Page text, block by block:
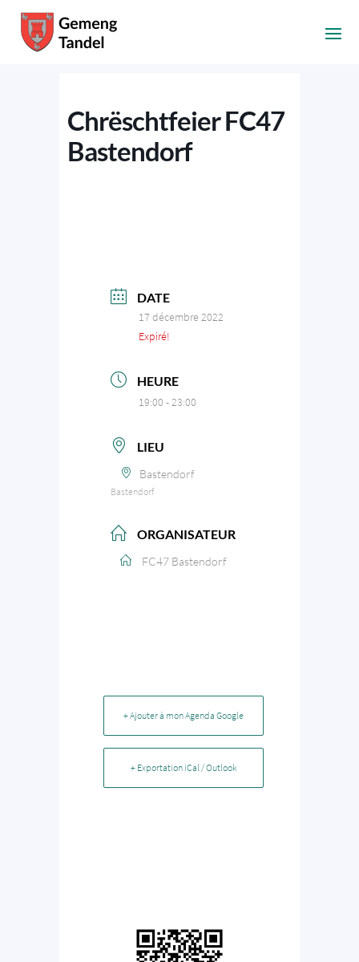
Chrëschtfeier FC47
Bastendorf
DATE
17 décembre 2022
Expiré!
HEURE
19:00 - 23:00
LIEU
Bastendorf
Bastendorf
ORGANISATEUR
FC47 Bastendorf
+ Ajouter à mon Agenda Google
+ Exportation iCal / Outlook